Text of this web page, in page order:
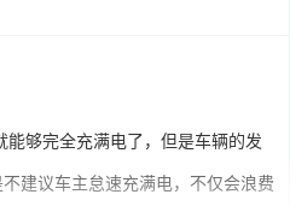
够完全充满电了，但是车辆的发
建议车主怠速充满电，不仅会浪费